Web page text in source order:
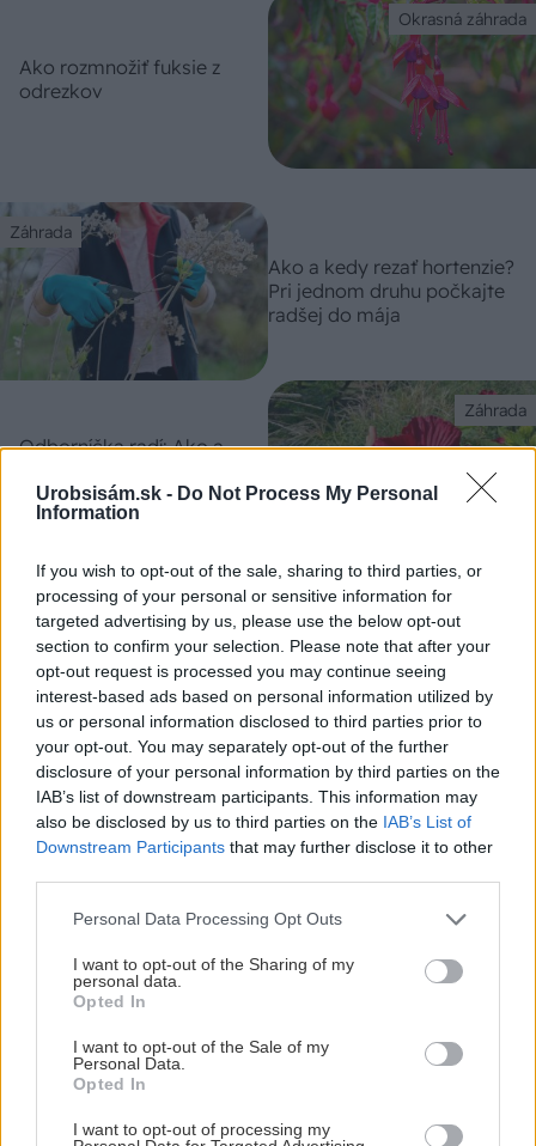
Urobsisám.sk - Do Not Process My Personal
Information
If you wish to opt-out of the sale, sharing to third parties, or
processing of your personal or sensitive information for
targeted advertising by us, please use the below opt-out
section to confirm your selection. Please note that after your
opt-out request is processed you may continue seeing
interest-based ads based on personal information utilized by
us or personal information disclosed to third parties prior to
your opt-out. You may separately opt-out of the further
disclosure of your personal information by third parties on the
IAB’s list of downstream participants. This information may
also be disclosed by us to third parties on the IAB’s List of
Downstream Participants that may further disclose it to other
Please note that this website/app uses one or more Google
not limited to your visit or usage behaviour. You may click to
grant or deny consent to Google and its third-party tags to
use your data for below specified purposes in below Google
consent section.
Personal Data Processing Opt Outs
I want to opt-out of the Sharing of my
personal data.
Opted In
I want to opt-out of the Sale of my
Personal Data.
Opted In
I want to opt-out of processing my
Okrasná záhrada
Ako rozmnožiť fuksie z
odrezkov
Záhrada
Ako a kedy rezať hortenzie?
Pri jednom druhu počkajte
radšej do mája
Záhrada
Odborníčka radí: Ako a
ibišteka bahenného?
Záhrada
Nekvitne vám čínska ruža?
Takto jej pomôžete, radí
skúsená záhradkárka
Záhrada
Fotopostup: Čo vysadiť na
tienisté miesto? Inšpirujte
sa našou letničkovou
KOMENTÁRE komentár
VIDEO